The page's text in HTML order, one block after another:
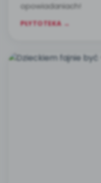
opowiadaniach!
PŁYTOTEKA →